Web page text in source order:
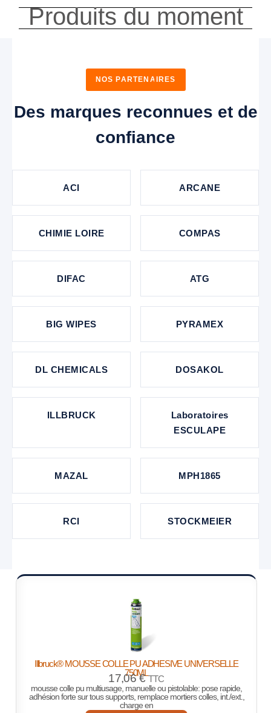
Produits du moment
NOS PARTENAIRES
Des marques reconnues et de
confiance
ACI ARCANE
CHIMIE LOIRE COMPAS
DIFAC ATG
BIG WIPES PYRAMEX
DL CHEMICALS DOSAKOL
ILLBRUCK
Laboratoires
ESCULAPE
MAZAL MPH1865
RCI STOCKMEIER
Illbruck® MOUSSE COLLE PU ADHESIVE UNIVERSELLE
750ML
17,06€ TTC
mousse colle pu multiusage, manuelle ou pistolable: pose rapide,
adhésion forte sur tous supports, remplace mortiers colles, int./ext.,
charge en